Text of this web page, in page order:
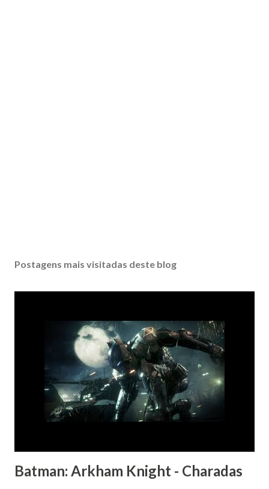
Postagens mais visitadas deste blog
Batman: Arkham Knight - Charadas